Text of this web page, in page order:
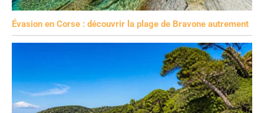
Évasion en Corse : découvrir la plage de Bravone autrement